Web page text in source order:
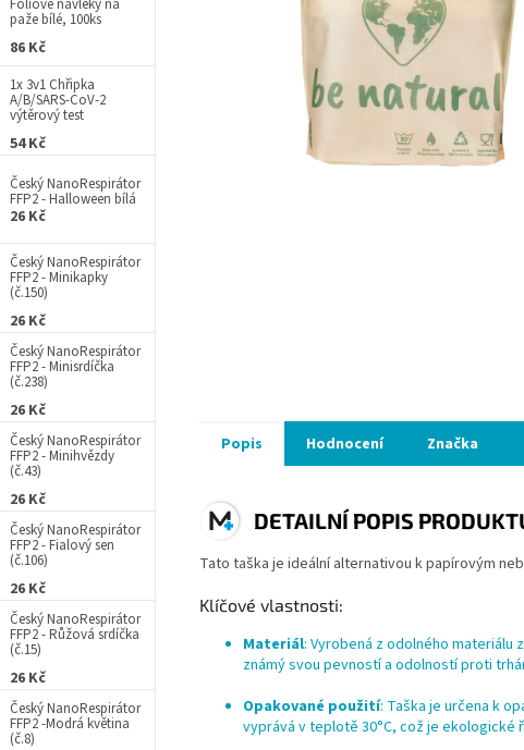
paže bílé, 100ks
86 Kč
1x 3v1 Chřipka
A/B/SARS-CoV-2
výtěrový test
54 Kč
Český NanoRespirátor
FFP2 - Halloween bílá
26 Kč
Český NanoRespirátor
FFP2 - Minikapky
(č.150)
26 Kč
Český NanoRespirátor
FFP2 - Minisrdíčka
(č.238)
26 Kč
Český NanoRespirátor
FFP2 - Minihvězdy
(č.43)
26 Kč
Český NanoRespirátor
FFP2 - Fialový sen
(č.106)
26 Kč
Český NanoRespirátor
FFP2 - Růžová srdíčka
(č.15)
26 Kč
Český NanoRespirátor
FFP2 -Modrá květina
(č.8)
Popis Hodnocení Značka
DETAILNÍ POPIS
Tato taška je ideální alternativou k papírovým
Klíčové vlastnosti:
Materiál: Vyrobená z odolného
známý svou pevností a odolností proti
Opakované použití: Taška je určena k
vyprává v teplotě 30°C, což je